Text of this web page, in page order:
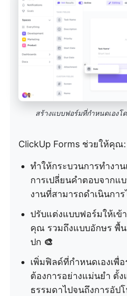
สร้างแบบฟอร์มที่กำหนดเองโ
ClickUp Forms ช่วยให้คุณ:
ทำให้กระบวนการทำงา
การเปลี่ยนคำตอบจากแ
งานที่สามารถดำเนินกา
ปรับแต่งแบบฟอร์มให้เข้
คุณ รวมถึงแบบอักษร พื้
ปก 🎨
เพิ่มฟิลด์ที่กำหนดเองเพื่
ต้องการอย่างแม่นยำ ตั้
ธรรมดาไปจนถึงการอัป